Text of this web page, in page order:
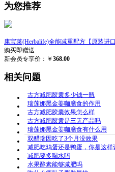
为您推荐
康宝莱(Herbalife)全能减重配方【原装进
购买即赠送
新会员专享价：￥ 368.00
相关问题
古方减肥胶囊多少钱一瓶
瑞莲娜黑金姜咖膳食的作用
古方减肥胶囊效果怎么样
古方减肥胶囊是三无产品吗
瑞莲娜黑金姜咖膳食有什么用
双醋瑞因吃了3个月没效果
减肥吃鸡蛋还是鸭蛋，你是这样
减肥要多喝水吗
水果酵素能够减肥吗